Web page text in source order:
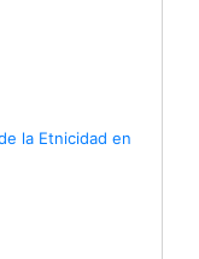
la Etnicidad en